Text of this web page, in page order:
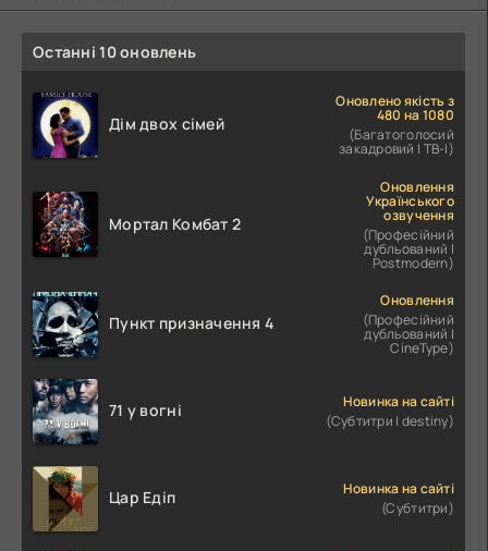
Останні 10 оновлень
Дім двох сімей
Оновлено якість з
480 на 1080
(Багатоголосий
закадровий | ТВ-І)
Мортал Комбат 2
Оновлення
Українського
озвучення
(Професійний
дубльований |
Postmodern)
Пункт призначення 4
Оновлення
(Професійний
дубльований |
CineType)
71 у вогні
Новинка на сайті
(Субтитри | destiny)
Цар Едіп
Новинка на сайті
(Субтитри)